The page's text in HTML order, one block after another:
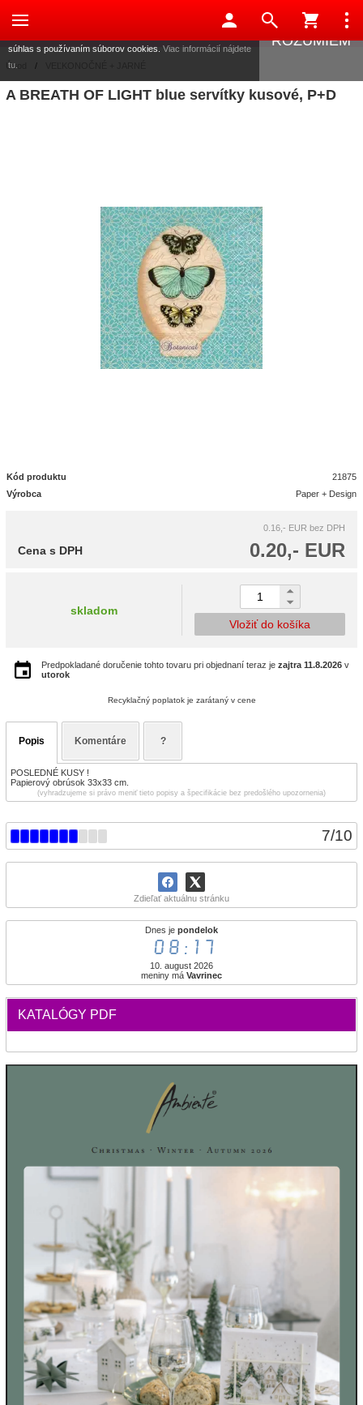
7/10
Zdieľať aktuálnu stránku
Dnes je pondelok
08:17
10. august 2026
meniny má Vavrinec
KATALÓGY PDF
Úvod /
A BREATH OF LIGHT blue servítky kusové, P+D
Kód produktu
21875
Výrobca
Paper + Design
0.16,- EUR bez DPH
0.20,- EUR
Cena s DPH
skladom
Vložiť do košíka
Predpokladané doručenie tohto tovaru pri objednaní teraz je zajtra 11.8.2026 v
utorok
Recyklačný poplatok je zarátaný v cene
Popis Komentáre ?
POSLEDNÉ KUSY !
Papierový obrúsok 33x33 cm.
(vyhradzujeme si právo meniť tieto popisy a špecifikácie bez predošlého upozornenia)
Táto stránka používa súbory cookies, ktoré nám pomáhajú
súhlas s používaním súborov cookies. Viac informácií nájdete
tu.
ROZUMIEM